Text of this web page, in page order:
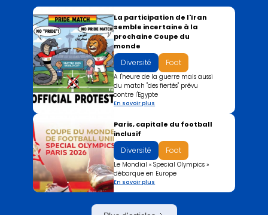
La participation de l'Iran
semble incertaine à la
prochaine Coupe du
monde
Diversité Foot
A l'heure de la guerre mais aussi
du match "des fiertés" prévu
contre l'Egypte
En savoir plus
​Paris, capitale du football
inclusif
Diversité Foot
Le Mondial « Special Olympics »
débarque en Europe
En savoir plus